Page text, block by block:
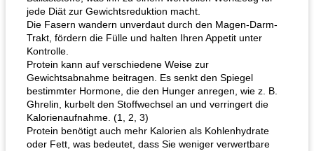
Hühnchen, Süßkartoffelsuppe
jede Diät zur Gewichtsreduktion macht.
Die Fasern wandern unverdaut durch den Magen-Darm-
Trakt, fördern die Fülle und halten Ihren Appetit unter
Kontrolle.
Protein kann auf verschiedene Weise zur
Gewichtsabnahme beitragen. Es senkt den Spiegel
bestimmter Hormone, die den Hunger anregen, wie z. B.
Ghrelin, kurbelt den Stoffwechsel an und verringert die
Kalorienaufnahme. (1, 2, 3)
Protein benötigt auch mehr Kalorien als Kohlenhydrate
oder Fett, was bedeutet, dass Sie weniger verwertbare